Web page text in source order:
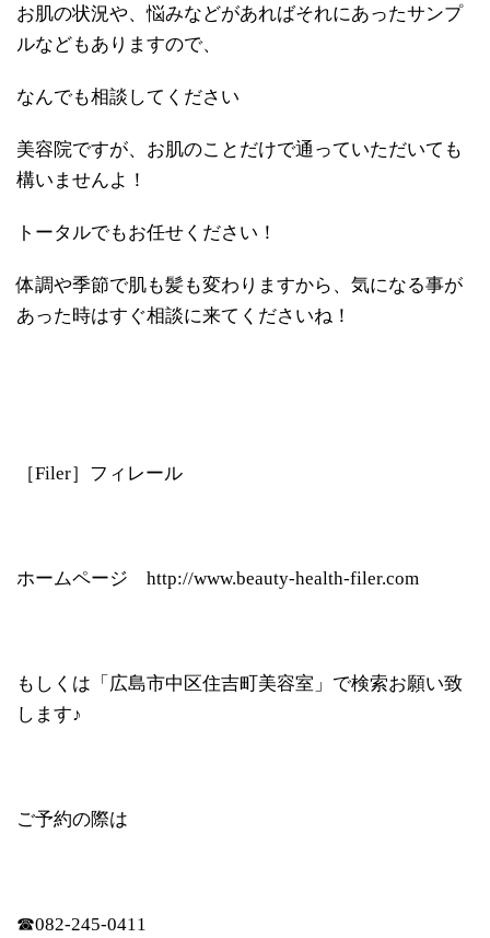
お肌の状況や、悩みなどがあればそれにあったサンプ
ルなどもありますので、
なんでも相談してください
美容院ですが、お肌のことだけで通っていただいても
構いませんよ！
トータルでもお任せください！
体調や季節で肌も髪も変わりますから、気になる事が
あった時はすぐ相談に来てくださいね！
［Filer］フィレール
ホームページ http://www.beauty-health-filer.com
もしくは「広島市中区住吉町美容室」で検索お願い致
します♪
ご予約の際は
☎︎082-245-0411